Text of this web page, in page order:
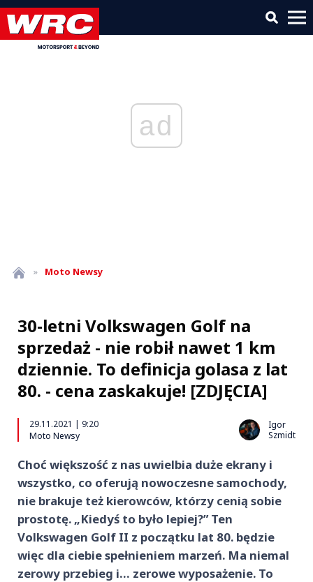
ad
» Moto Newsy
30-letni Volkswagen Golf na
sprzedaż - nie robił nawet 1 km
dziennie. To definicja golasa z lat
80. - cena zaskakuje! [ZDJĘCIA]
29.11.2021 | 9:20
Moto Newsy
Igor
Szmidt
Choć większość z nas uwielbia duże ekrany i
wszystko, co oferują nowoczesne samochody,
nie brakuje też kierowców, którzy cenią sobie
prostotę. „Kiedyś to było lepiej?” Ten
Volkswagen Golf II z początku lat 80. będzie
więc dla ciebie spełnieniem marzeń. Ma niemal
zerowy przebieg i… zerowe wyposażenie. To